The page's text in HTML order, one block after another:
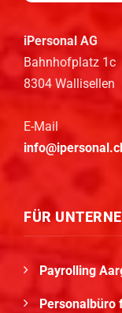
iPersonal AG
Bahnhofplatz 1c
8304 Wallisellen
E-Mail
FÜR
Payrolling
Personalbüro